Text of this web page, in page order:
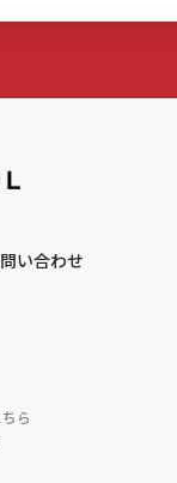
い合わせ
ら